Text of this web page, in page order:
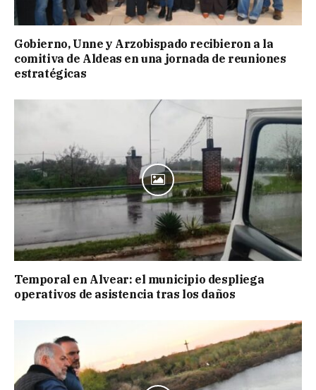
Gobierno, Unne y Arzobispado recibieron a la
comitiva de Aldeas en una jornada de reuniones
estratégicas
Temporal en Alvear: el municipio despliega
operativos de asistencia tras los daños